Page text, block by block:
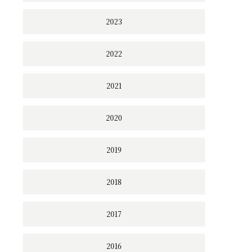
2023
2022
2021
2020
2019
2018
2017
2016